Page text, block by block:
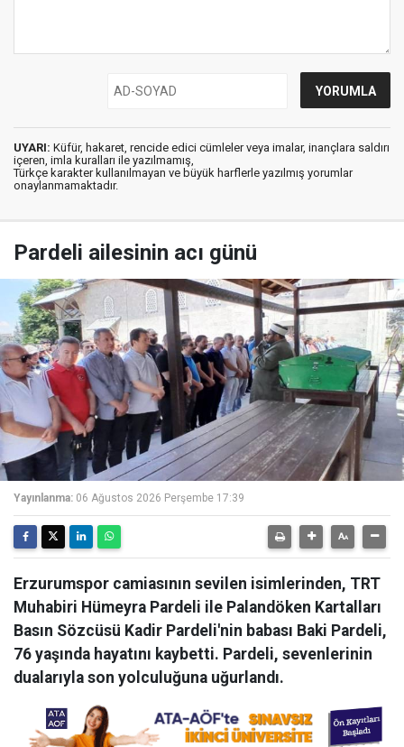
UYARI: Küfür, hakaret, rencide edici cümleler veya imalar, inançlara saldırı
içeren, imla kuralları ile yazılmamış,
Türkçe karakter kullanılmayan ve büyük harflerle yazılmış yorumlar
onaylanmamaktadır.
Pardeli ailesinin acı günü
Yayınlanma: 06 Ağustos 2026 Perşembe 17:39
Erzurumspor camiasının sevilen isimlerinden, TRT
Muhabiri Hümeyra Pardeli ile Palandöken Kartalları
Basın Sözcüsü Kadir Pardeli'nin babası Baki Pardeli,
76 yaşında hayatını kaybetti. Pardeli, sevenlerinin
dualarıyla son yolculuğuna uğurlandı.